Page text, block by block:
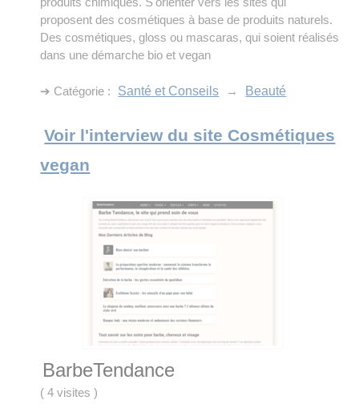
proposent des cosmétiques à base de produits naturels.
Des cosmétiques, gloss ou mascaras, qui soient réalisés
dans une démarche bio et vegan
➔ Catégorie : Santé et Conseils → Beauté
Voir l'interview du site Cosmétiques
vegan
BarbeTendance
( 4 visites)